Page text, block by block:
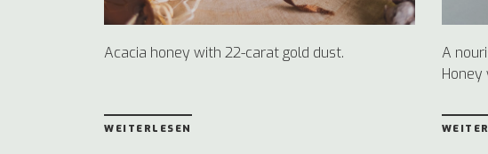
Acacia honey with 22-carat gold dust.
WEITERLESEN
A